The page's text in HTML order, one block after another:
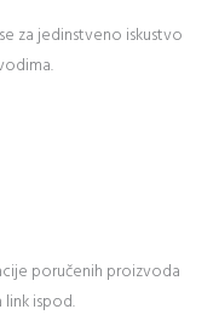
za jedinstveno iskustvo
poručenih proizvoda
ispod.